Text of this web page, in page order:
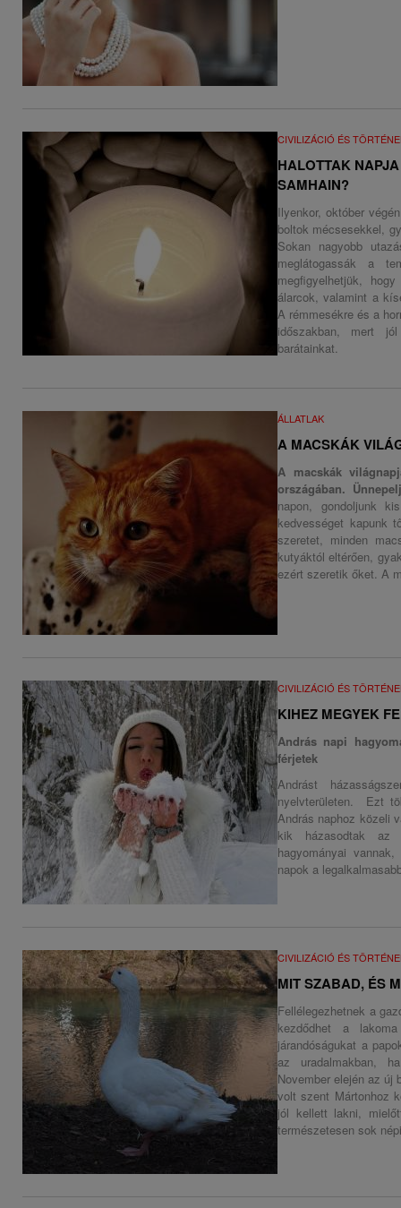
CIVILIZÁCIÓ ÉS
HALOTTAK
SAMHAIN?
Ilyenkor, október
boltok mécsesekkel,
Sokan nagyobb
meglátogassák a
megfigyelhetjük,
álarcok, valamint a
A rémmesékre és a
időszakban, mert
barátainkat.
ÁLLATLAK
A MACSKÁK
A macskák
országában.
napon, gondoljunk
kedvességet kapunk
szeretet, minden
kutyáktól eltérően,
ezért szeretik őket. A
CIVILIZÁCIÓ ÉS
KIHEZ MEGYEK
András napi
férjetek
Andrást
nyelvterületen. Ezt
András naphoz közeli
kik házasodtak az
hagyományai
napok a
CIVILIZÁCIÓ ÉS
MIT SZABAD, ÉS
Fellélegezhetnek a
kezdődhet a
járandóságukat a
az uradalmakban,
November elején az új
volt szent Mártonhoz
jól kellett lakni,
természetesen sok